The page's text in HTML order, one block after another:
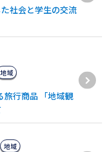
社会と学生の交流
行商品 「地域観
地域
地域